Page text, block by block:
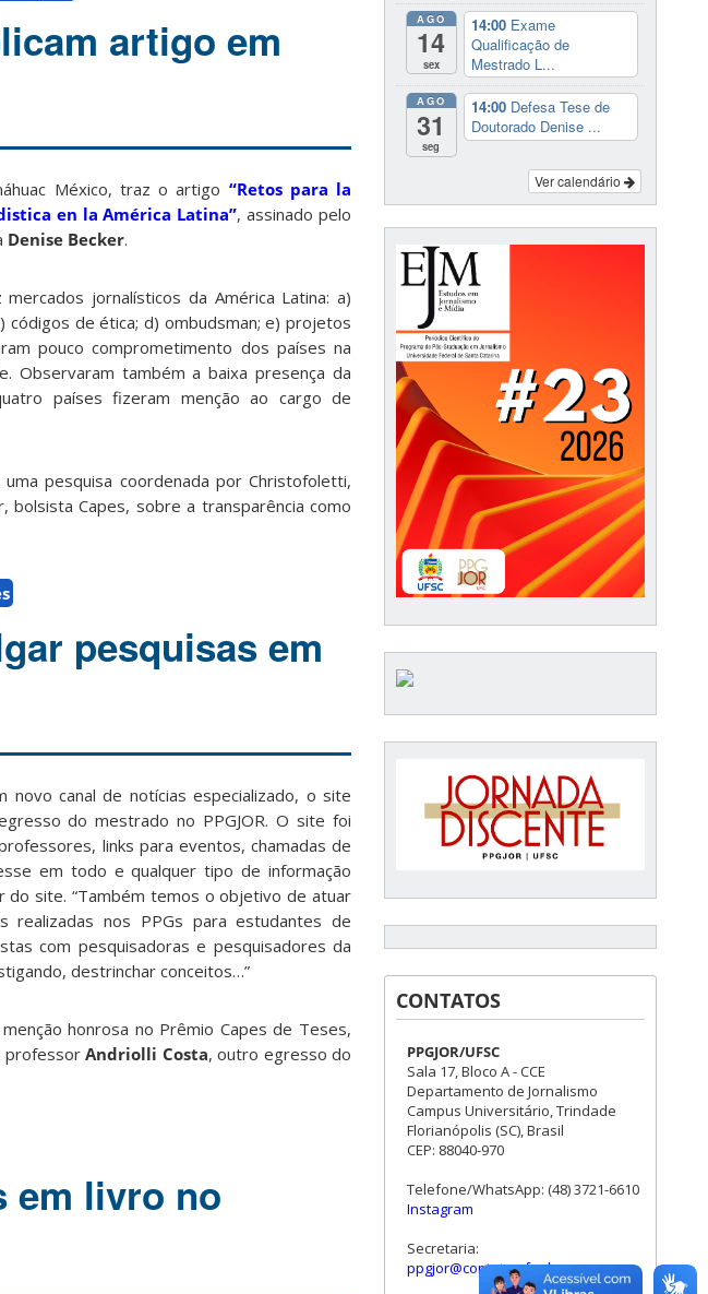
artigo em
México, traz o artigo “Retos para la
en la América Latina”, assinado pelo
Denise Becker.
jornalísticos da América Latina: a)
de ética; d) ombudsman; e) projetos
pouco comprometimento dos países na
Observaram também a baixa presença da
países fizeram menção ao cargo de
pesquisa coordenada por Christofoletti,
bolsista Capes, sobre a transparência como
pesquisas em
novo canal de notícias especializado, o site
do mestrado no PPGJOR. O site foi
links para eventos, chamadas de
em todo e qualquer tipo de informação
do site. “Também temos o objetivo de atuar
realizadas nos PPGs para estudantes de
com pesquisadoras e pesquisadores da
destrinchar conceitos…”
honrosa no Prêmio Capes de Teses,
professorAndriolli Costa, outro egresso do
em livro no
AGO
14
sex
14:00 Exame
Qualificação de
Mestrado L...
AGO
31
seg
14:00 Defesa Tese de
Doutorado Denise ...
Ver calendário
CONTATOS
PPGJOR/UFSC
Sala 17, Bloco A - CCE
Departamento de Jornalismo
Campus Universitário, Trindade
Florianópolis (SC), Brasil
CEP: 88040-970
Telefone/WhatsApp: (48) 3721-6610
Instagram
Secretaria:
ppgjor@contato.ufsc.br